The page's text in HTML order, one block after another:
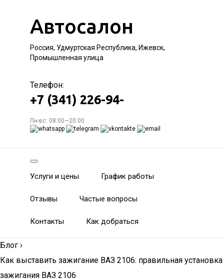
Автосалон
Россия, Удмуртская Республика, Ижевск,
Промышленная улица
Телефон:
+7 (341) 226-94-
Пн-вс: 08:00—20:00
Услуги и цены График работы
Отзывы Частые вопросы
Контакты Как добраться
Блог ›
Как выставить зажигание ВАЗ 2106: правильная установка
зажигания ВАЗ 2106